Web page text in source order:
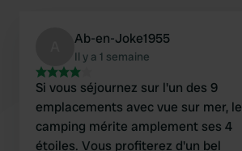
Ab-en-Joke1955
Il y a 1 semaine
Si vous séjournez sur l'un des 9
emplacements avec vue sur mer, le
camping mérite amplement ses 4
étoiles. Vous profiterez d'un bel